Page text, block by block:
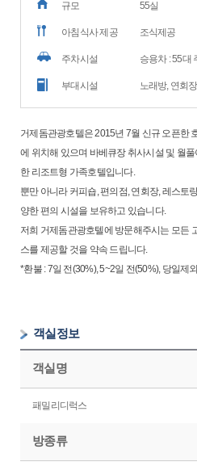
규모 55실
아침식사 제공 조식제공
주차시설 승용차 : 55대
부대시설 노래방, 연회
거제돔관광호텔은 2015년 7월 신규 오픈한
에 위치해 있으며 바베큐장 취사시설 및 월
한 리조트형 가족호텔입니다.
뿐만 아니라 커피숍, 편의점, 연회장, 레스토
양한 편의 시설을 보유하고 있습니다.
저희 거제돔관광호텔에 방문해주시는 모든
스를 제공할 것을 약속 드립니다.
*환불 : 7일 전(30%), 5~2일 전(50%), 당일제외
객실정보
객실명
패밀리디럭스
방종류